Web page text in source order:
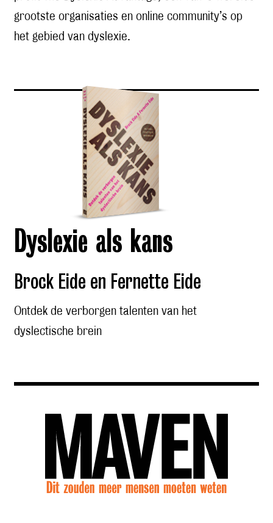
grootste organisaties en online community’s op
het gebied van dyslexie.
Dyslexie als kans
Brock Eide en Fernette Eide
Ontdek de verborgen talenten van het
dyslectische brein